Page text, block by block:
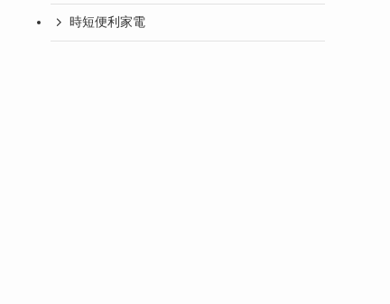
時短便利家電